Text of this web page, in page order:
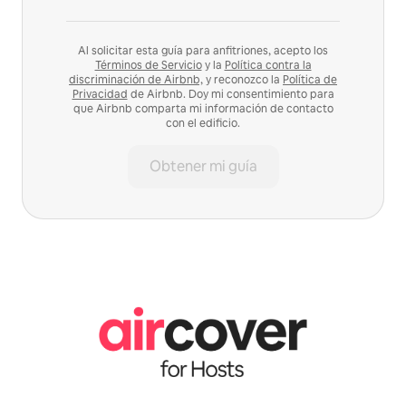
Al solicitar esta guía para anfitriones, acepto los
Términos de Servicioy la Política contra la
discriminación de Airbnb,y reconozco la Política de
Privacidad de Airbnb. Doy mi consentimiento para
que Airbnb comparta mi información de contacto
con el edificio.
Obtener mi guía